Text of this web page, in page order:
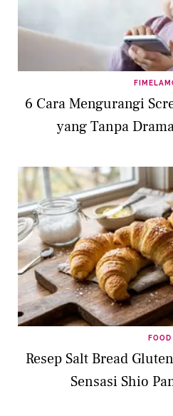
6 Cara Mengurangi
yang Tanpa
FOOD
Resep Salt Bread
Sensasi Shio